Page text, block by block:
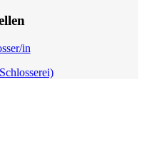
in